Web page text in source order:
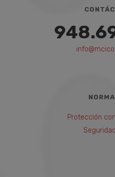
Protección